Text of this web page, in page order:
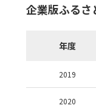
企業版ふるさ
年度
2019
2020